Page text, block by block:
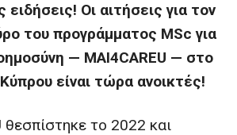
ειδήσεις! Οι αιτήσεις για τον
του προγράμματος MSc για
— MAI4CAREU — στο
είναι τώρα ανοικτές!
θεσπίστηκε το 2022 και